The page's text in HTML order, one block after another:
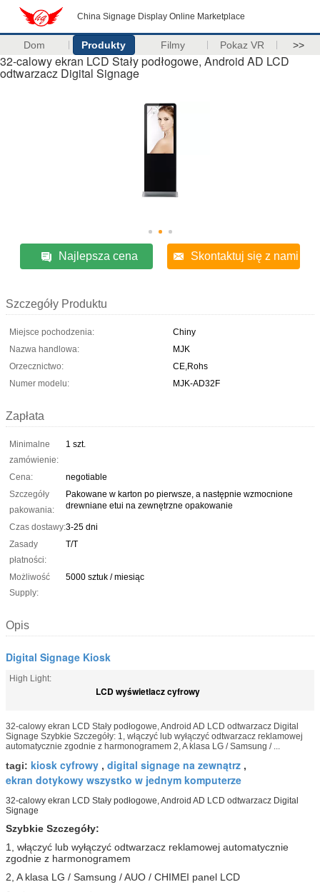
China Signage Display Online Marketplace
Dom Produkty Filmy Pokaz VR >>
32-calowy ekran LCD Stały podłogowe, Android AD LCD
odtwarzacz Digital Signage
Najlepsza cena Skontaktuj się z nami
Szczegóły Produktu
Miejsce pochodzenia:
Chiny
Nazwa handlowa:
MJK
Orzecznictwo:
CE,Rohs
Numer modelu:
MJK-AD32F
Zapłata
Minimalne
zamówienie:
1 szt.
Cena:
negotiable
Szczegóły
pakowania:
Pakowane w karton po pierwsze, a następnie wzmocnione
drewniane etui na zewnętrzne opakowanie
Czas dostawy:3-25 dni
Zasady
płatności:
T/T
Możliwość
Supply:
5000 sztuk / miesiąc
Opis
Digital Signage Kiosk
High Light:
LCD wyświetlacz cyfrowy
32-calowy ekran LCD Stały podłogowe, Android AD LCD odtwarzacz Digital
Signage Szybkie Szczegóły: 1, włączyć lub wyłączyć odtwarzacz reklamowej
automatycznie zgodnie z harmonogramem 2, A klasa LG / Samsung / ...
tagi: kiosk cyfrowy , digital signage na zewnątrz ,
ekran dotykowy wszystko w jednym komputerze
32-calowy ekran LCD Stały podłogowe, Android AD LCD odtwarzacz Digital
Signage
Szybkie Szczegóły:
1, włączyć lub wyłączyć odtwarzacz reklamowej automatycznie
zgodnie z harmonogramem
2, A klasa LG / Samsung / AUO / CHIMEI panel LCD